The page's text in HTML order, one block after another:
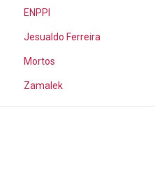
ENPPI
Jesualdo Ferreira
Mortos
Zamalek